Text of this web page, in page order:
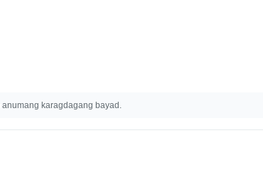
karagdagang bayad.